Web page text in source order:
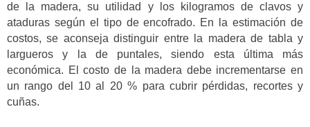
de la madera, su utilidad y los kilogramos de clavos y
ataduras según el tipo de encofrado. En la estimación de
costos, se aconseja distinguir entre la madera de tabla y
largueros y la de puntales, siendo esta última más
económica. El costo de la madera debe incrementarse en
un rango del 10 al 20 % para cubrir pérdidas, recortes y
cuñas.